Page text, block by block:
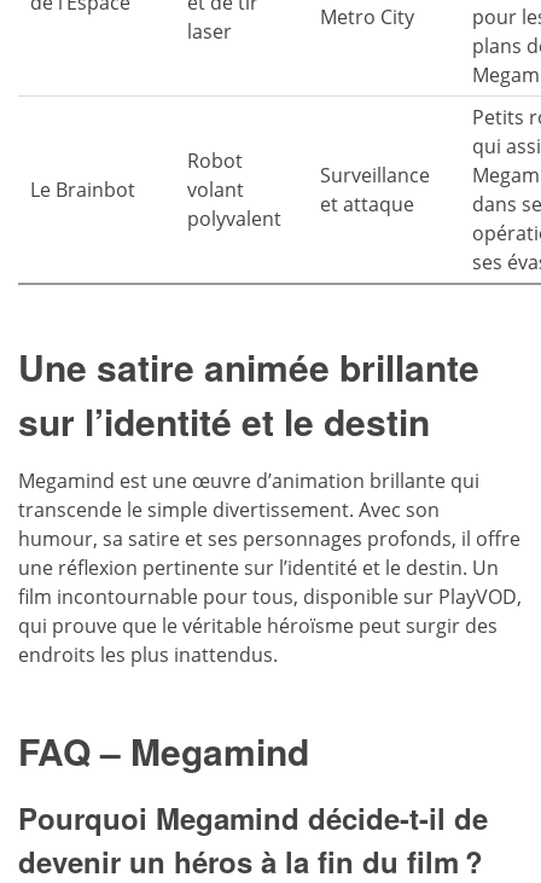
laser
Metro City
pour
plans
Le Brainbot
Robot
volant
polyvalent
Surveillance
et attaque
Petits
qui
dans
ses
Une satire animée brillante
sur l’identité et le destin
Megamind est une œuvre d’animation brillante qui
transcende le simple divertissement. Avec son
humour, sa satire et ses personnages profonds, il offre
une réflexion pertinente sur l’identité et le destin. Un
film incontournable pour tous, disponible sur PlayVOD,
qui prouve que le véritable héroïsme peut surgir des
endroits les plus inattendus.
FAQ – Megamind
Pourquoi Megamind décide-t-il de
devenir un héros à la fin du film ?